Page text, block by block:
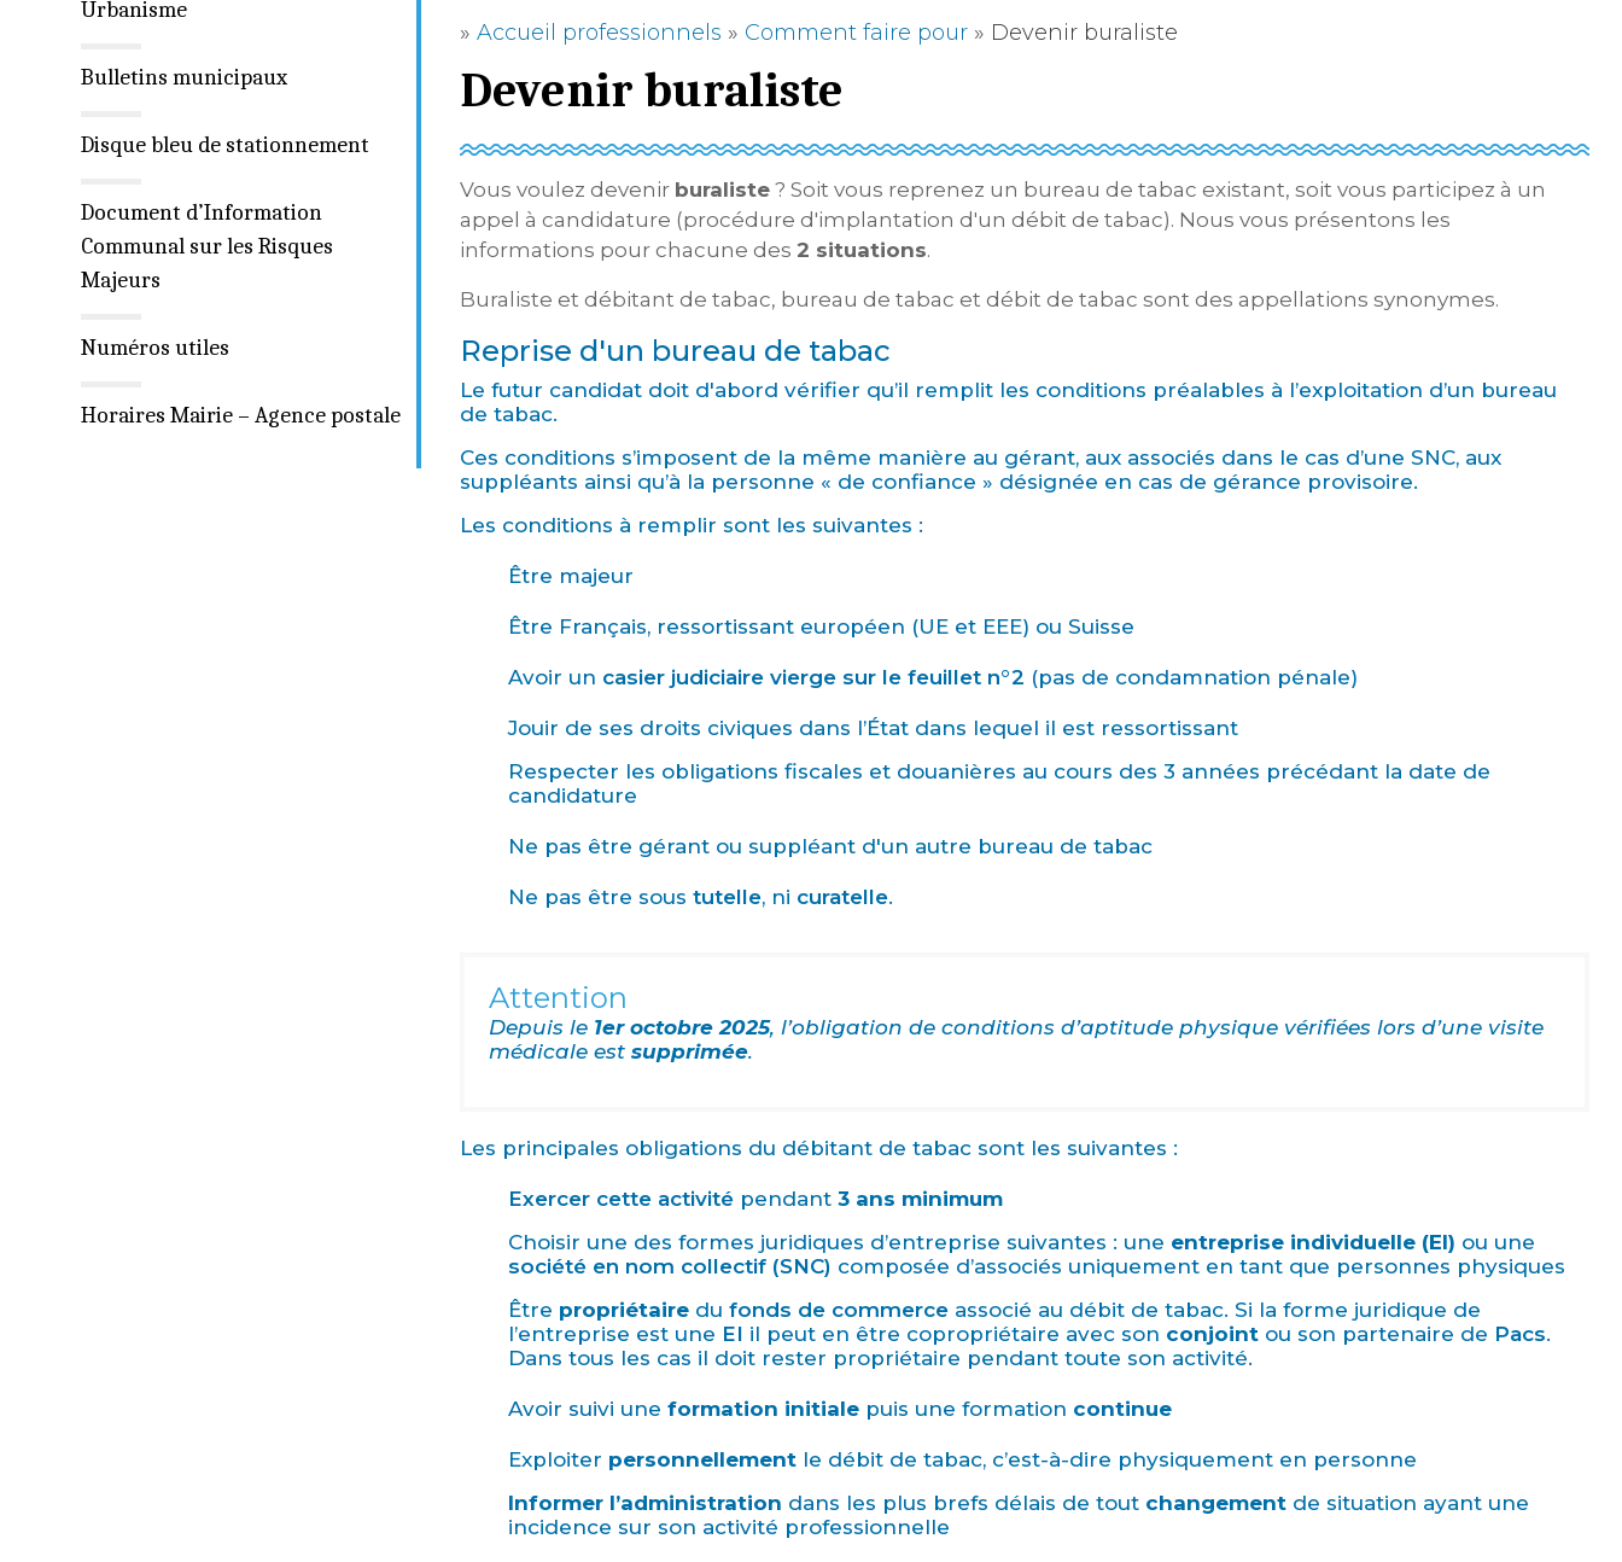
Urbanisme
Bulletins municipaux
Disque bleu de stationnement
Document d’Information
Communal sur les Risques
Majeurs
Numéros utiles
Horaires Mairie – Agence postale
»Accueil professionnels » Comment faire pour » Devenir buraliste
Devenir buraliste
Vous voulez devenir buraliste ? Soit vous reprenez un bureau de tabac existant, soit vous participez à un
appel à candidature (procédure d'implantation d'un débit de tabac). Nous vous présentons les
informations pour chacune des 2 situations.
Buraliste et débitant de tabac, bureau de tabac et débit de tabac sont des appellations synonymes.
Reprise d'un bureau de tabac
Le futur candidat doit d'abord vérifier qu’il remplit les conditions préalables à l’exploitation d’un bureau
de tabac.
Ces conditions s’imposent de la même manière au gérant, aux associés dans le cas d’une SNC, aux
suppléants ainsi qu’à la personne « de confiance » désignée en cas de gérance provisoire.
Les conditions à remplir sont les suivantes :
Être majeur
Être Français, ressortissant européen (UE et EEE) ou Suisse
Avoir un casier judiciaire vierge sur le feuillet n°2 (pas de condamnation pénale)
Jouir de ses droits civiques dans l’État dans lequel il est ressortissant
Respecter les obligations fiscales et douanières au cours des 3 années précédant la date de
candidature
Ne pas être gérant ou suppléant d'un autre bureau de tabac
Ne pas être soustutelle, ni curatelle.
Attention
Depuis le 1er octobre 2025, l’obligation de conditions d’aptitude physique vérifiées lors d’une visite
médicale estsupprimée.
Les principales obligations du débitant de tabac sont les suivantes :
Exercer cette activité pendant3 ans minimum
Choisir une des formes juridiques d’entreprise suivantes : une entreprise individuelle (EI) ou une
société en nom collectif (SNC) composée d’associés uniquement en tant que personnes physiques
Être propriétaire dufonds de commerce associé au débit de tabac. Si la forme juridique de
l’entreprise est une EI il peut en être copropriétaire avec son conjoint ou son partenaire de Pacs.
Dans tous les cas il doit rester propriétaire pendant toute son activité.
Avoir suivi uneformation initiale puis une formation continue
Exploiter personnellement le débit de tabac, c’est-à-dire physiquement en personne
Informer l’administration dans les plus brefs délais de tout changement de situation ayant une
incidence sur son activité professionnelle